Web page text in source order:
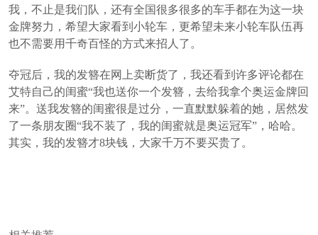
我，不止是我们队，还有全国很多很多的车手都在为这一块
金牌努力，希望大家看到小轮车，更希望未来小轮车队伍再
也不需要用千奇百怪的方式来招人了。
夺冠后，我的发簪在网上卖断货了，我还看到许多评论都在
艾特自己的闺蜜“我也送你一个发簪，去给我拿个奥运金牌回
来”。送我发簪的闺蜜很是过分，一直默默躲着的她，居然发
了一条朋友圈“我不装了，我的闺蜜就是奥运冠军”，哈哈。
其实，我的发簪才8块钱，大家千万不要买贵了。